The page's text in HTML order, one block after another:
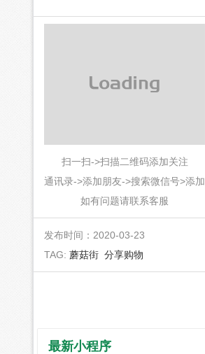
扫一扫->扫描二维码添加关注
通讯录->添加朋友->搜索微信号>添加
如有问题请联系客服
发布时间：2020-03-23
TAG: 蘑菇街 分享购物
最新小程序